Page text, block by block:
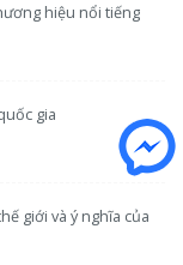
hiệu nổi tiếng
gia
giới và ý nghĩa của